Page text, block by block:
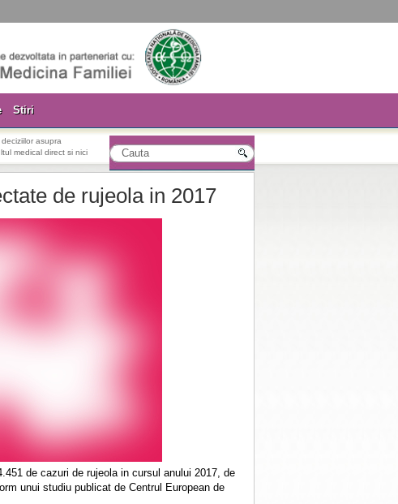
Stiri
asupra
medical direct si nici
de rujeola in 2017
de cazuri de rujeola in cursul anului 2017, de
unui studiu publicat de Centrul European de